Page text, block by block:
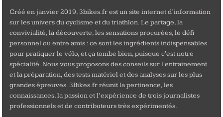
Créé en janvier 2019, 3bikes.fr est un site internet d’information
sur les univers du cyclisme et du triathlon. Le partage, la
convivialité, la découverte, les sensations procurées, le défi
personnel ou entre amis : ce sont les ingrédients indispensables
pour pratiquer le vélo, et ça tombe bien, puisque c'est notre
spécialité. Nous vous proposons des conseils sur l'entrainement
et la préparation, des tests matériel et des analyses sur les plus
grandes épreuves. 3Bikes.fr réunit la pertinence, les
connaissances, la passion et l’expérience de trois journalistes
professionnels et de contributeurs très expérimentés.